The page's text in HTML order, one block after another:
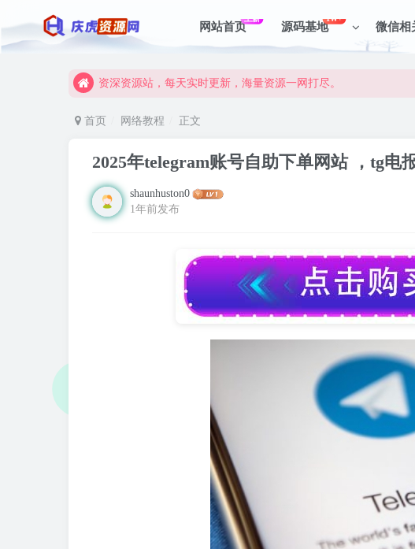
网站首页
上新
源码基地
1W+
微信相
资深资源站，每天实时更新，海量资源一网打尽。
资深资源站，每天实时更新，海量资源一网打尽。
首页
网络教程 正文
2025年telegram账号自助下单网站 ，tg电
shaunhuston0
1年前发布